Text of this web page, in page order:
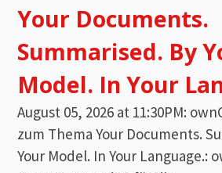
Your Documents.
Summarised. By
Model. In Your
August 05, 2026 at 11:30PM:
zum Thema Your Documents.
Your Model. In Your Language.: